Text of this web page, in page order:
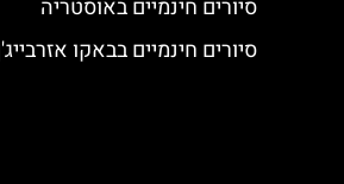
סיורים חינמיים באוסטריה
סיורים חינמיים בבאקו